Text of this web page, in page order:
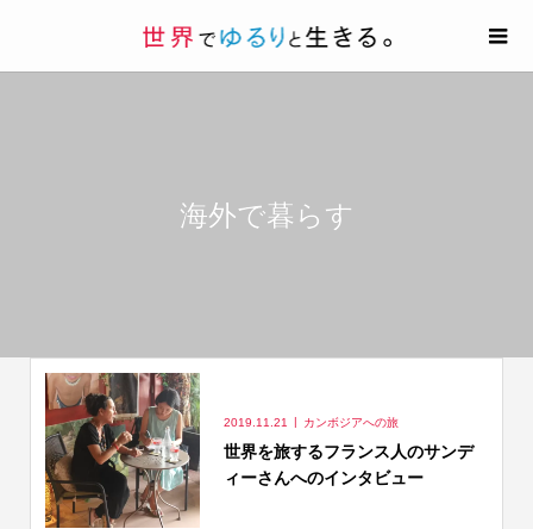
海外で暮らす
2019.11.21 カンボジアへの旅
世界を旅するフランス人のサンデ
ィーさんへのインタビュー